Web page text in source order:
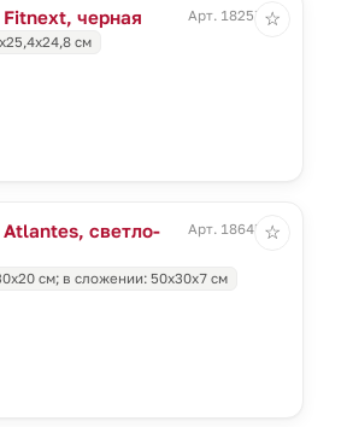
черная
Арт. 18257.30
см
☆
светло-
Арт. 18645.13
см; в сложении: 50х30х7 см
☆